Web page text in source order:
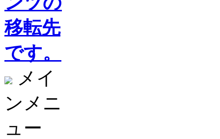
移転先
です。
メイ
ンメニ
ュー